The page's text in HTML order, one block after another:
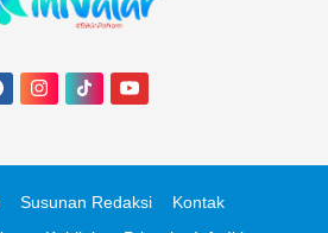
Susunan Redaksi
Kontak